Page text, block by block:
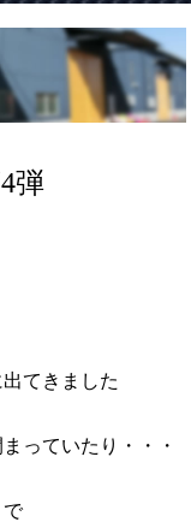
弾
てきました
っていたり・・・
で